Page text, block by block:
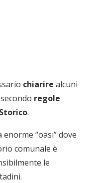
chiarire alcuni
regole
Storico.
enorme “oasi” dove
comunale è
le